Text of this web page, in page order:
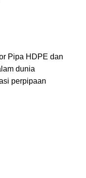
Pipa HDPE dan
dunia
perpipaan